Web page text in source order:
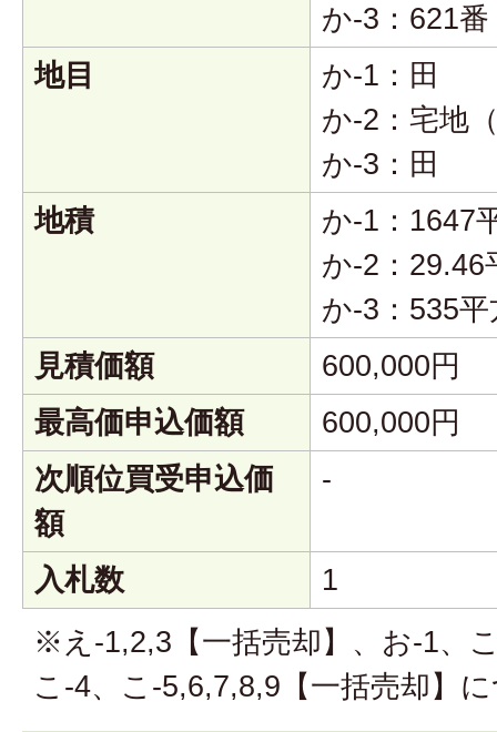
か-3：621番
地目
か-1：田
か-2：宅地
か-3：田
地積
か-1：1647
か-2：29.46
か-3：535
見積価額
600,000円
最高価申込価額
600,000円
次順位買受申込価
額
-
入札数
1
※え-1,2,3【一括売却】、お-1、
こ-4、こ-5,6,7,8,9【一括売却】